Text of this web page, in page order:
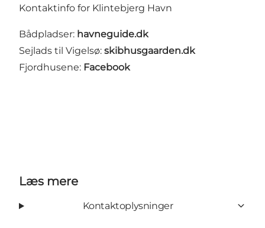
Kontaktinfo for Klintebjerg Havn
Bådpladser: havneguide.dk
Sejlads til Vigelsø: skibhusgaarden.dk
Fjordhusene: Facebook
Læs mere
Kontaktoplysninger